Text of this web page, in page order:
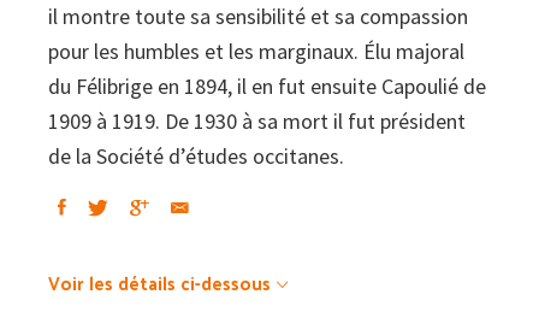
il montre toute sa sensibilité et sa compassion
pour les humbles et les marginaux. Élu majoral
du Félibrige en 1894, il en fut ensuite Capoulié de
1909 à 1919. De 1930 à sa mort il fut président
de la Société d’études occitanes.
Voir les détails ci-dessous